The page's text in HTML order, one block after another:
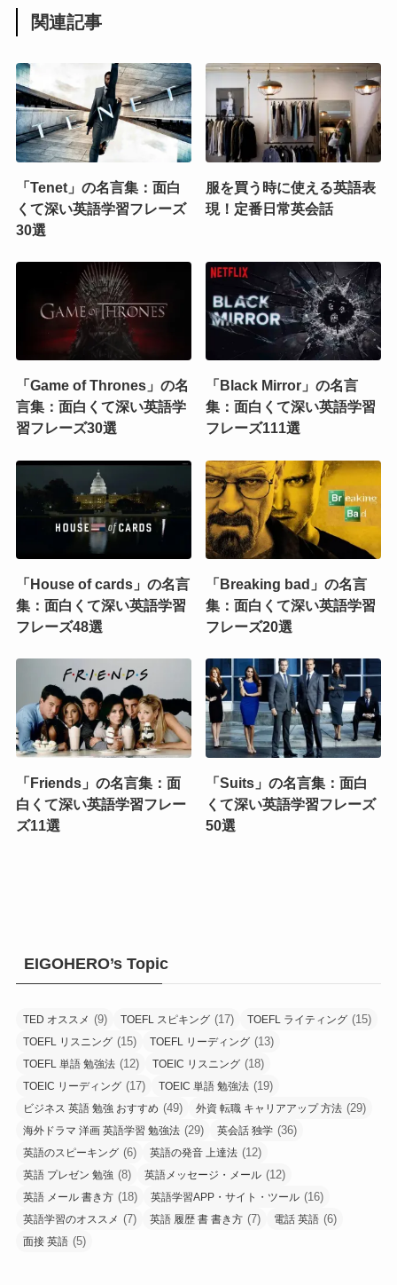
関連記事
「Tenet」の名言集：面白
くて深い英語学習フレーズ
30選
服を買う時に使える英語表
現！定番日常英会話
「Game of Thrones」の名
言集：面白くて深い英語学
習フレーズ30選
「Black Mirror」の名言
集：面白くて深い英語学習
フレーズ111選
「House of cards」の名言
集：面白くて深い英語学習
フレーズ48選
「Breaking bad」の名言
集：面白くて深い英語学習
フレーズ20選
「Friends」の名言集：面
白くて深い英語学習フレー
ズ11選
「Suits」の名言集：面白
くて深い英語学習フレーズ
50選
EIGOHERO’s Topic
TED オススメ (9) TOEFL スピキング (17) TOEFL ライティング (15)
TOEFL リスニング (15) TOEFL リーディング (13)
TOEFL 単語 勉強法 (12) TOEIC リスニング (18)
TOEIC リーディング (17) TOEIC 単語 勉強法 (19)
ビジネス 英語 勉強 おすすめ (49) 外資 転職 キャリアアップ 方法 (29)
海外ドラマ 洋画 英語学習 勉強法 (29) 英会話 独学 (36)
英語のスピーキング (6) 英語の発音 上達法 (12)
英語 プレゼン 勉強 (8) 英語メッセージ・メール (12)
英語 メール 書き方 (18) 英語学習APP・サイト・ツール (16)
英語学習のオススメ (7) 英語 履歴 書 書き方 (7) 電話 英語 (6)
面接 英語 (5)